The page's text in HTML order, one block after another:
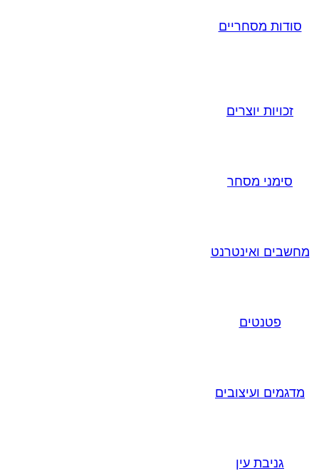
סודות מסחריים
זכויות יוצרים
סימני מסחר
מחשבים ואינטרנט
פטנטים
מדגמים ועיצובים
גניבת עין